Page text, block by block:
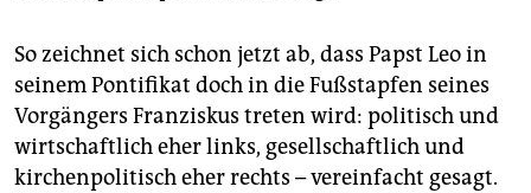
So zeichnet sich schon jetzt ab, dass Papst Leo in
seinem Pontifikat doch in die Fußstapfen seines
Vorgängers Franziskus treten wird: politisch und
wirtschaftlich eher links, gesellschaftlich und
kirchenpolitisch eher rechts – vereinfacht gesagt.